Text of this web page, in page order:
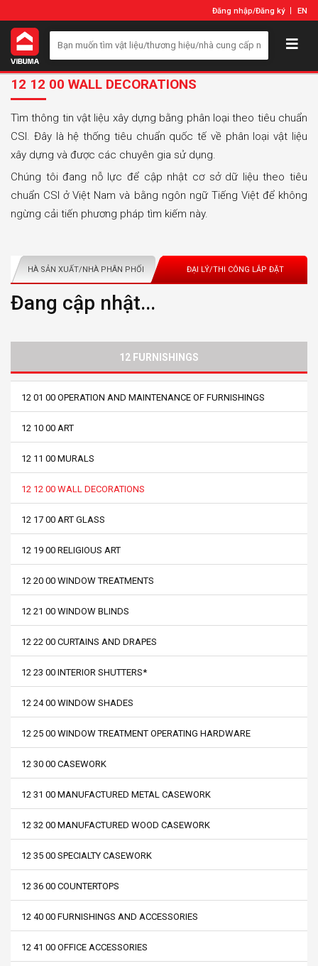
Đăng nhập/Đăng ký EN
12 12 00 WALL DECORATIONS
Tìm thông tin vật liệu xây dựng bằng phân loại theo tiêu chuẩn
CSI. Đây là hệ thống tiêu chuẩn quốc tế về phân loại vật liệu
xây dựng và được các chuyên gia sử dụng.
Chúng tôi đang nỗ lực để cập nhật cơ sở dữ liệu theo tiêu
chuẩn CSI ở Việt Nam và bằng ngôn ngữ Tiếng Việt để không
ngừng cải tiến phương pháp tìm kiếm này.
NHÀ SẢN XUẤT/NHÀ PHÂN PHỐI ĐẠI LÝ/THI CÔNG LẮP ĐẶT
Đang cập nhật...
12 FURNISHINGS
12 01 00 OPERATION AND MAINTENANCE OF FURNISHINGS
12 10 00 ART
12 11 00 MURALS
12 12 00 WALL DECORATIONS
12 17 00 ART GLASS
12 19 00 RELIGIOUS ART
12 20 00 WINDOW TREATMENTS
12 21 00 WINDOW BLINDS
12 22 00 CURTAINS AND DRAPES
12 23 00 INTERIOR SHUTTERS*
12 24 00 WINDOW SHADES
12 25 00 WINDOW TREATMENT OPERATING HARDWARE
12 30 00 CASEWORK
12 31 00 MANUFACTURED METAL CASEWORK
12 32 00 MANUFACTURED WOOD CASEWORK
12 35 00 SPECIALTY CASEWORK
12 36 00 COUNTERTOPS
12 40 00 FURNISHINGS AND ACCESSORIES
12 41 00 OFFICE ACCESSORIES